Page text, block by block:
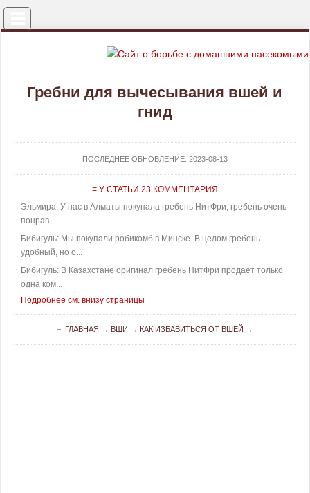
Гребни для вычесывания вшей и
гнид
ПОСЛЕДНЕЕ ОБНОВЛЕНИЕ: 2023-08-13
≡ У СТАТЬИ 23 КОММЕНТАРИЯ
Эльмира: У нас в Алматы покупала гребень НитФри, гребень очень
понрав...
Бибигуль: Мы покупали робикомб в Минске. В целом гребень
удобный, но о...
Бибигуль: В Казахстане оригинал гребень НитФри продает только
одна ком...
Подробнее см. внизу страницы
≡ ГЛАВНАЯ → ВШИ → КАК ИЗБАВИТЬСЯ ОТ ВШЕЙ →